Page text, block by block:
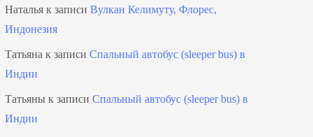
Наталья к записи Вулкан Келимуту, Флорес,
Индонезия
Татьяна к записи Спальный автобус (sleeper bus) в
Индии
Татьяны к записи Спальный автобус (sleeper bus) в
Индии